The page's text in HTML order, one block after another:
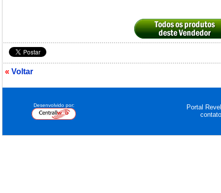
« Voltar
Desenvolvido por:
Portal